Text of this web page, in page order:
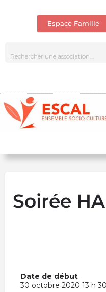
Espace Famille
Soirée
Date de début
30 octobre 2020 13 h